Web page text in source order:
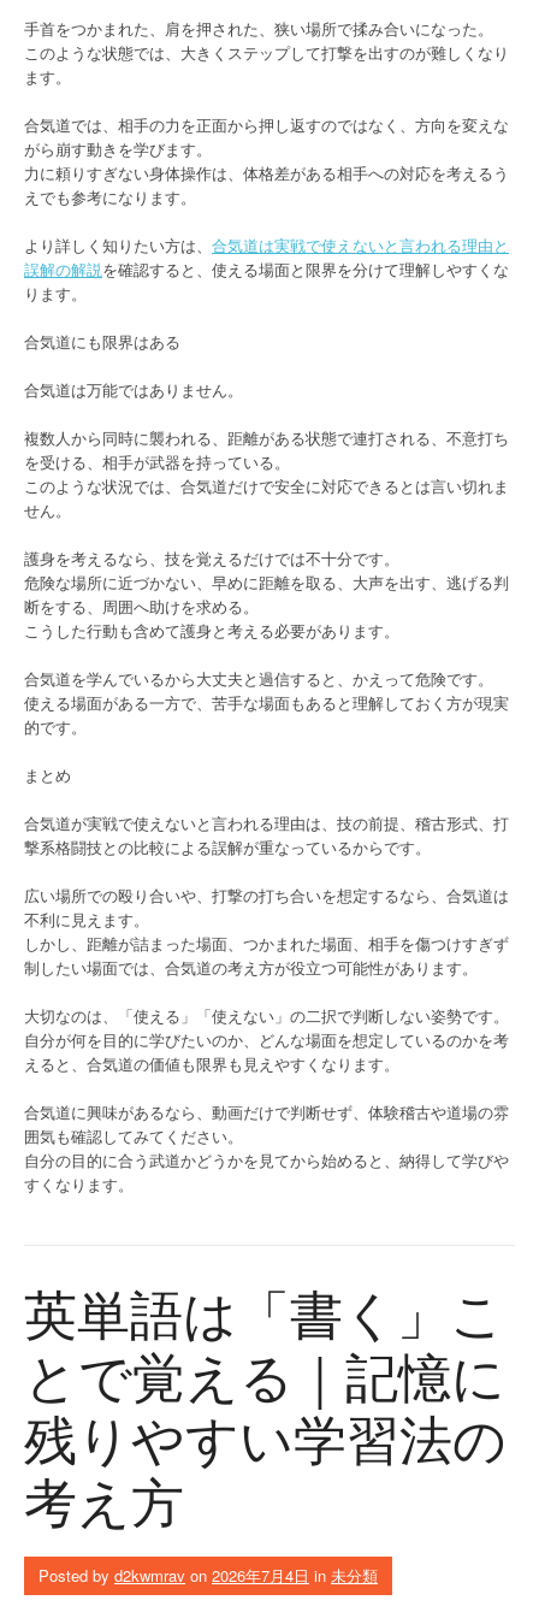
手首をつかまれた、肩を押された、狭い場所で揉み合いになった。
このような状態では、大きくステップして打撃を出すのが難しくなり
ます。
合気道では、相手の力を正面から押し返すのではなく、方向を変えな
がら崩す動きを学びます。
力に頼りすぎない身体操作は、体格差がある相手への対応を考えるう
えでも参考になります。
より詳しく知りたい方は、 合気道は実戦で使えないと言われる理由と
誤解の解説を確認すると、使える場面と限界を分けて理解しやすくな
ります。
合気道にも限界はある
合気道は万能ではありません。
複数人から同時に襲われる、距離がある状態で連打される、不意打ち
を受ける、相手が武器を持っている。
このような状況では、合気道だけで安全に対応できるとは言い切れま
せん。
護身を考えるなら、技を覚えるだけでは不十分です。
危険な場所に近づかない、早めに距離を取る、大声を出す、逃げる判
断をする、周囲へ助けを求める。
こうした行動も含めて護身と考える必要があります。
合気道を学んでいるから大丈夫と過信すると、かえって危険です。
使える場面がある一方で、苦手な場面もあると理解しておく方が現実
的です。
まとめ
合気道が実戦で使えないと言われる理由は、技の前提、稽古形式、打
撃系格闘技との比較による誤解が重なっているからです。
広い場所での殴り合いや、打撃の打ち合いを想定するなら、合気道は
不利に見えます。
しかし、距離が詰まった場面、つかまれた場面、相手を傷つけすぎず
制したい場面では、合気道の考え方が役立つ可能性があります。
大切なのは、「使える」「使えない」の二択で判断しない姿勢です。
自分が何を目的に学びたいのか、どんな場面を想定しているのかを考
えると、合気道の価値も限界も見えやすくなります。
合気道に興味があるなら、動画だけで判断せず、体験稽古や道場の雰
囲気も確認してみてください。
自分の目的に合う武道かどうかを見てから始めると、納得して学びや
すくなります。
英単語は「書く」こ
とで覚える｜記憶に
残りやすい学習法の
考え方
Posted by d2kwmrav on 2026年7月4日 in 未分類